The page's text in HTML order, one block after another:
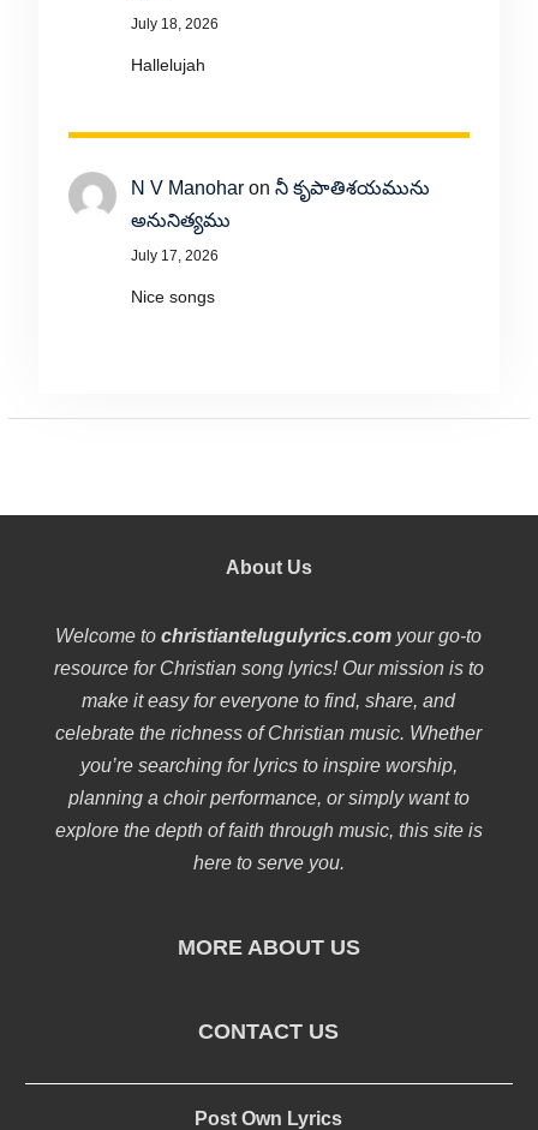
July 18, 2026
Hallelujah
N V Manoharon నీ కృపాతిశయమును
అనునిత్యము
July 17, 2026
Nice songs
About Us
Welcome tochristiantelugulyrics.com your go-to
resource for Christian song lyrics! Our mission is to
make it easy for everyone to find, share, and
celebrate the richness of Christian music. Whether
you’re searching for lyrics to inspire worship,
planning a choir performance, or simply want to
explore the depth of faith through music, this site is
here to serve you.
MORE ABOUT US
CONTACT US
Post Own Lyrics